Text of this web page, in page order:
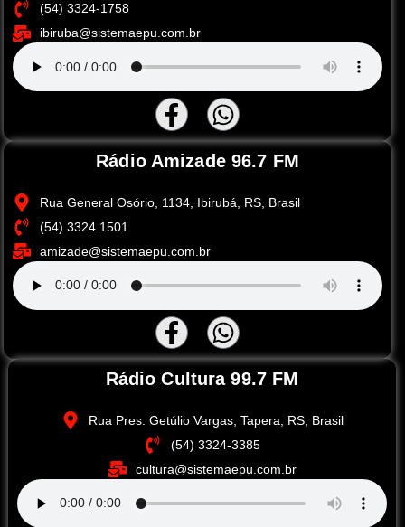
(54) 3324-1758
ibiruba@sistemaepu.com.br
Rádio Amizade 96.7 FM
Rua General Osório, 1134, Ibirubá, RS, Brasil
(54) 3324.1501
amizade@sistemaepu.com.br
Rádio Cultura 99.7 FM
Rua Pres. Getúlio Vargas, Tapera, RS, Brasil
(54) 3324-3385
cultura@sistemaepu.com.br